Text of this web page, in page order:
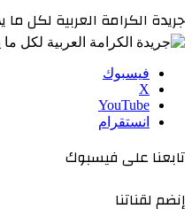
جريدة الكرامة العربية لكل
فيسبوك
‫X
‫YouTube
انستقرام
تابعنا على فيسبوك
إنضم لقناتنا